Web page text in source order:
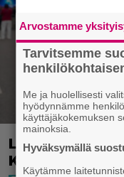
Laulaja Aki
Kirvesniemi –
Arvostamme
Tarvitsemme
Me ja huolellisesti
hyödynnämme
käyttäjäkokemuksen
mainoksia.
Hyväksymällä
Käytämme